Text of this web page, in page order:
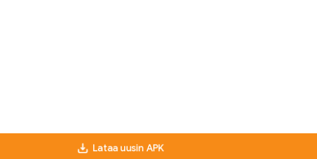
Lataa uusin APK